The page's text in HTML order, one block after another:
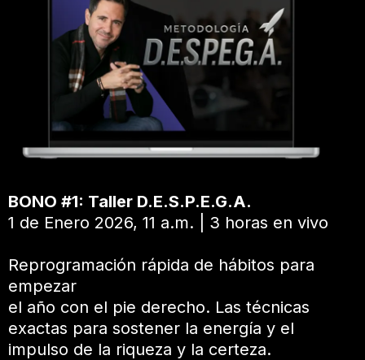
BONO #1: Taller D.E.S.P.E.G.A.
1 de Enero 2026, 11 a.m. | 3 horas en vivo
Reprogramación rápida de hábitos para
empezar
el año con el pie derecho. Las técnicas
exactas para sostener la energía y el
impulso de la riqueza y la certeza.